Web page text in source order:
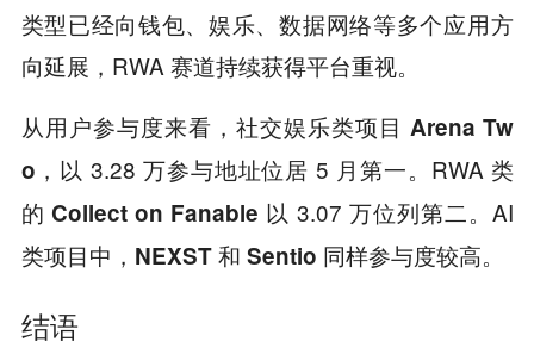
类型已经向钱包、娱乐、数据网络等多个应用方
向延展，RWA 赛道持续获得平台重视。
从用户参与度来看，社交娱乐类项目 Arena Tw
o ，以 3.28 万参与地址位居 5 月第一。RWA 类
的 Collect on Fanable 以 3.07 万位列第二。AI
类项目中， NEXST和 Sentio 同样参与度较高。
结语